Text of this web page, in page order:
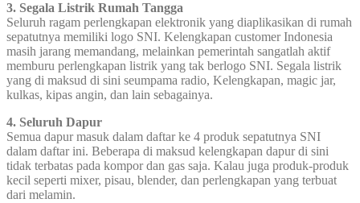
3. Segala Listrik Rumah Tangga
Seluruh ragam perlengkapan elektronik yang diaplikasikan di rumah
sepatutnya memiliki logo SNI. Kelengkapan customer Indonesia
masih jarang memandang, melainkan pemerintah sangatlah aktif
memburu perlengkapan listrik yang tak berlogo SNI. Segala listrik
yang di maksud di sini seumpama radio, Kelengkapan, magic jar,
kulkas, kipas angin, dan lain sebagainya.
4. Seluruh Dapur
Semua dapur masuk dalam daftar ke 4 produk sepatutnya SNI
dalam daftar ini. Beberapa di maksud kelengkapan dapur di sini
tidak terbatas pada kompor dan gas saja. Kalau juga produk-produk
kecil seperti mixer, pisau, blender, dan perlengkapan yang terbuat
dari melamin.